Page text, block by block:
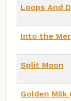
Loops And
Into the
Split Moon
Golden Milk